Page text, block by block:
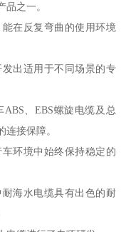
之一。
在反复弯曲的使用环境
出适用于不同场景的专
、EBS螺旋电缆及总
接保障。
环境中始终保持稳定的
海水电缆具有出色的耐